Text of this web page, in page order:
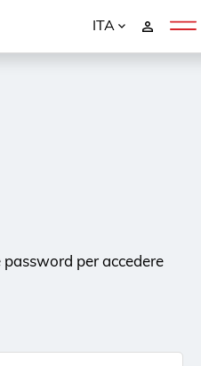
ITA
per accedere